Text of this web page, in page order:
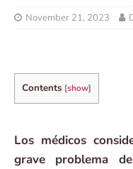
November 21, 2023
Contents [show]
Los médicos
grave problema